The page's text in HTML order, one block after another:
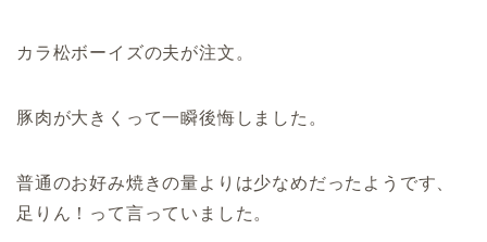
カラ松ボーイズの夫が注文。
豚肉が大きくって一瞬後悔しました。
普通のお好み焼きの量よりは少なめだったようです、
足りん！って言っていました。